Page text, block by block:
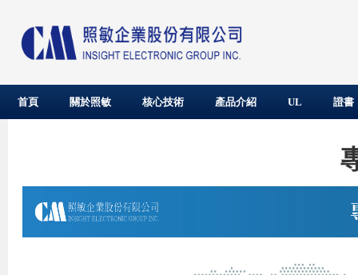
首頁 關於照敏 核心技術 產品介紹 UL 證書